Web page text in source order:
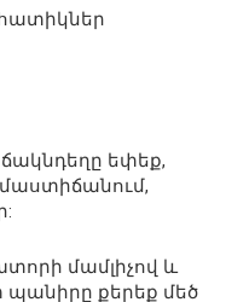
եփեք,
մամլիչով և
քերեք մեծ